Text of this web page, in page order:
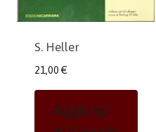
S. Heller
21,00 €
Aggiungi